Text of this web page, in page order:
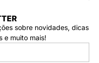
sobre novidades, dicas
e muito mais!